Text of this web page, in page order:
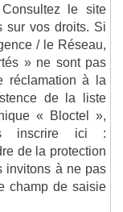
le site
sur vos droits. Si
/ le Réseau,
» ne sont pas
réclamation à la
de la liste
« Bloctel »,
inscrire ici :
de la protection
invitons à ne pas
champ de saisie